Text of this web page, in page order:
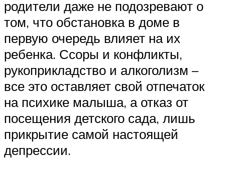
родители даже не подозревают о
том, что обстановка в доме в
первую очередь влияет на их
ребенка. Ссоры и конфликты,
рукоприкладство и алкоголизм –
все это оставляет свой отпечаток
на психике малыша, а отказ от
посещения детского сада, лишь
прикрытие самой настоящей
депрессии.